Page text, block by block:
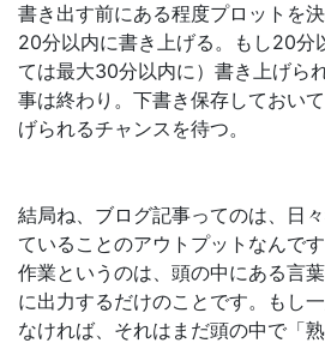
書き出す前にある程度プロットを
20分以内に書き上げる。もし20分
ては最大30分以内に）書き上げら
事は終わり。下書き保存しておい
げられるチャンスを待つ。
結局ね、ブログ記事ってのは、日
ていることのアウトプットなんで
作業というのは、頭の中にある言
に出力するだけのことです。もし
なければ、それはまだ頭の中で「